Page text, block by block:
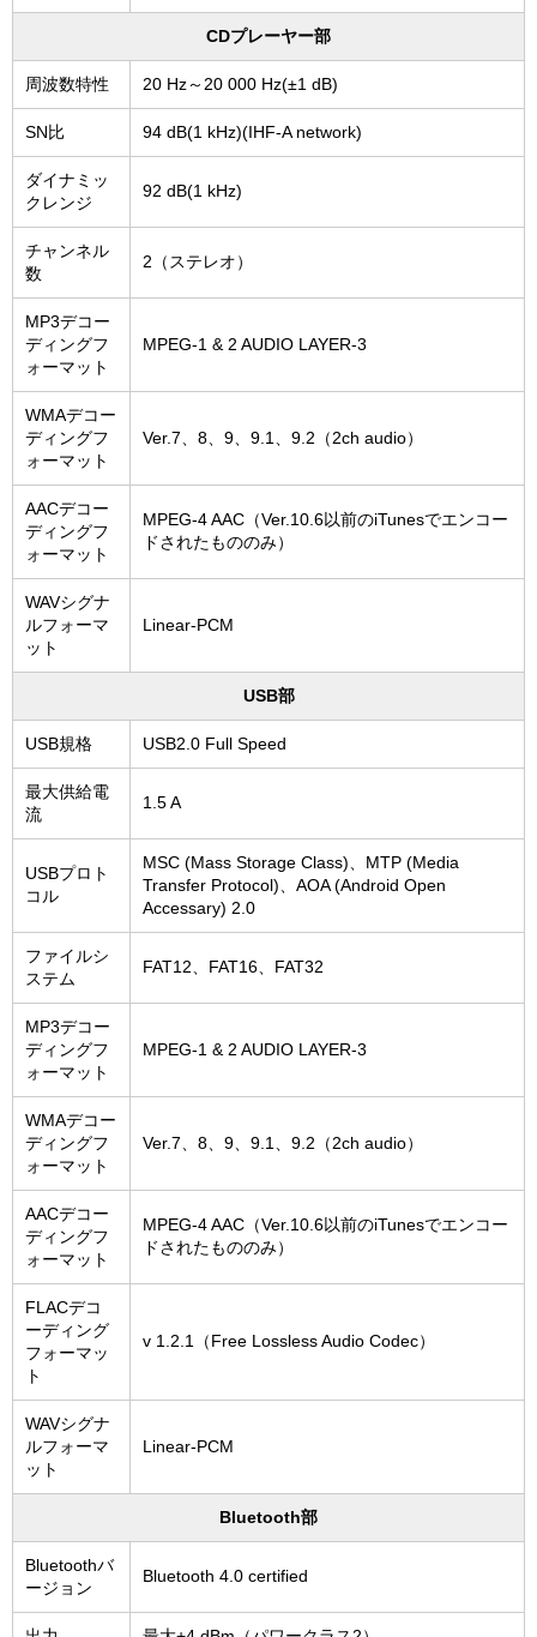
CDプレーヤー部
周波数特性 20 Hz～20 000 Hz(±1 dB)
SN比 94 dB(1 kHz)(IHF-A network)
ダイナミッ
クレンジ
92 dB(1 kHz)
チャンネル
数
2（ステレオ）
MP3デコー
ディングフ
ォーマット
MPEG-1 & 2 AUDIO LAYER-3
WMAデコー
ディングフ
ォーマット
Ver.7、8、9、9.1、9.2（2ch audio）
AACデコー
ディングフ
ォーマット
MPEG-4 AAC（Ver.10.6以前のiTunesでエンコー
ドされたもののみ）
WAVシグナ
ルフォーマ
ット
Linear-PCM
USB部
USB規格 USB2.0 Full Speed
最大供給電
流
1.5 A
USBプロト
コル
MSC (Mass Storage Class)、MTP (Media
Transfer Protocol)、AOA (Android Open
Accessary) 2.0
ファイルシ
ステム
FAT12、FAT16、FAT32
MP3デコー
ディングフ
ォーマット
MPEG-1 & 2 AUDIO LAYER-3
WMAデコー
ディングフ
ォーマット
Ver.7、8、9、9.1、9.2（2ch audio）
AACデコー
ディングフ
ォーマット
MPEG-4 AAC（Ver.10.6以前のiTunesでエンコー
ドされたもののみ）
FLACデコ
ーディング
フォーマッ
ト
v 1.2.1（Free Lossless Audio Codec）
WAVシグナ
ルフォーマ
ット
Linear-PCM
Bluetooth部
Bluetoothバ
ージョン
Bluetooth 4.0 certified